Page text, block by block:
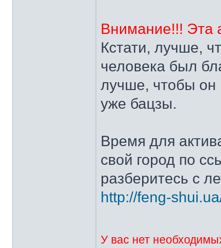
Внимание!!!
Кстати, лучше,
человека был
лучше, чтобы он
уже бацзы.
Время для
свой город по
разберитесь с
http://feng-
У вас нет